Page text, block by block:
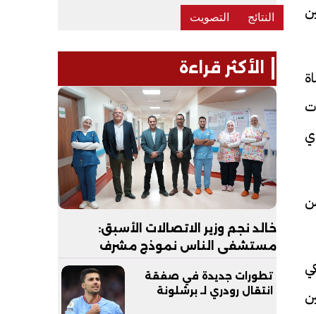
الأكثر قراءة
خالد نجم وزير الاتصالات الأسبق:
مستشفى الناس نموذج مشرف
للرعاية الصحية المجانية يجب
مساندته
تطورات جديدة في صفقة
انتقال رودري لـ برشلونة